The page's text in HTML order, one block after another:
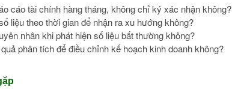
cáo tài chính hàng tháng, không chỉ ký xác nhận không?
liệu theo thời gian để nhận ra xu hướng không?
nhân khi phát hiện số liệu bất thường không?
phân tích để điều chỉnh kế hoạch kinh doanh không?